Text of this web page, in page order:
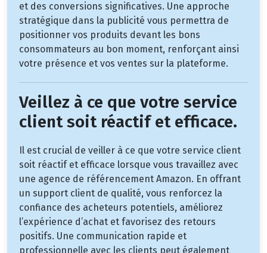
et des conversions significatives. Une approche
stratégique dans la publicité vous permettra de
positionner vos produits devant les bons
consommateurs au bon moment, renforçant ainsi
votre présence et vos ventes sur la plateforme.
Veillez à ce que votre service
client soit réactif et efficace.
Il est crucial de veiller à ce que votre service client
soit réactif et efficace lorsque vous travaillez avec
une agence de référencement Amazon. En offrant
un support client de qualité, vous renforcez la
confiance des acheteurs potentiels, améliorez
l’expérience d’achat et favorisez des retours
positifs. Une communication rapide et
professionnelle avec les clients peut également